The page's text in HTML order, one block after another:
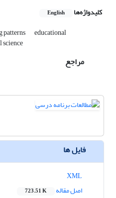
کلیدواژه‌ها English
educational
مراجع
فایل ها
اصل مقاله
723.51 K